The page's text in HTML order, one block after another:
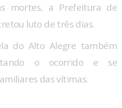
mortes, a Prefeitura de
luto de três dias.
do Alto Alegre também
o ocorrido e se
das vítimas.